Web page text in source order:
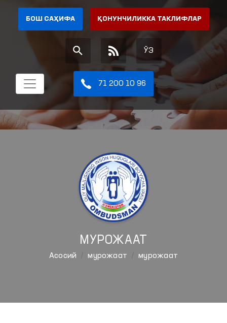
БОШ САҲИФА ҚОНУНЧИЛИККА ТАКЛИФЛАР
ЎЗ
71 200 10 96
МУРОЖААТ
Aсосий мурожаат мурожаат